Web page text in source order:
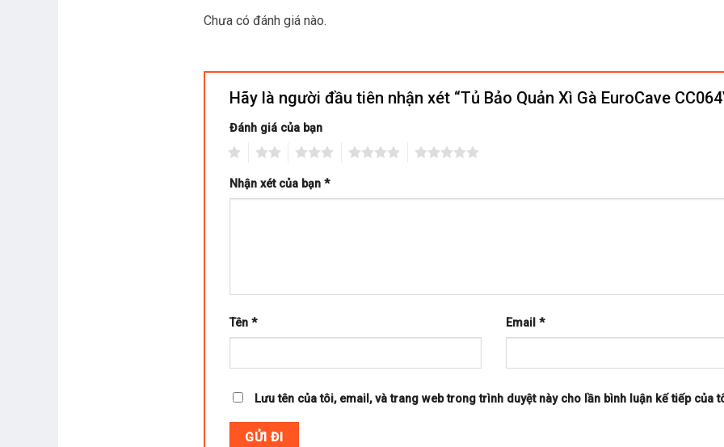
Chưa có đánh giá nào.
Hãy là người đầu tiên nhận xét “Tủ Bảo Quản Xì Gà EuroCave
Đánh giá của bạn
Nhận xét của bạn *
Tên * Email*
Lưu tên của tôi, email, và trang web trong trình duyệt này cho lần bình luận kế tiếp của